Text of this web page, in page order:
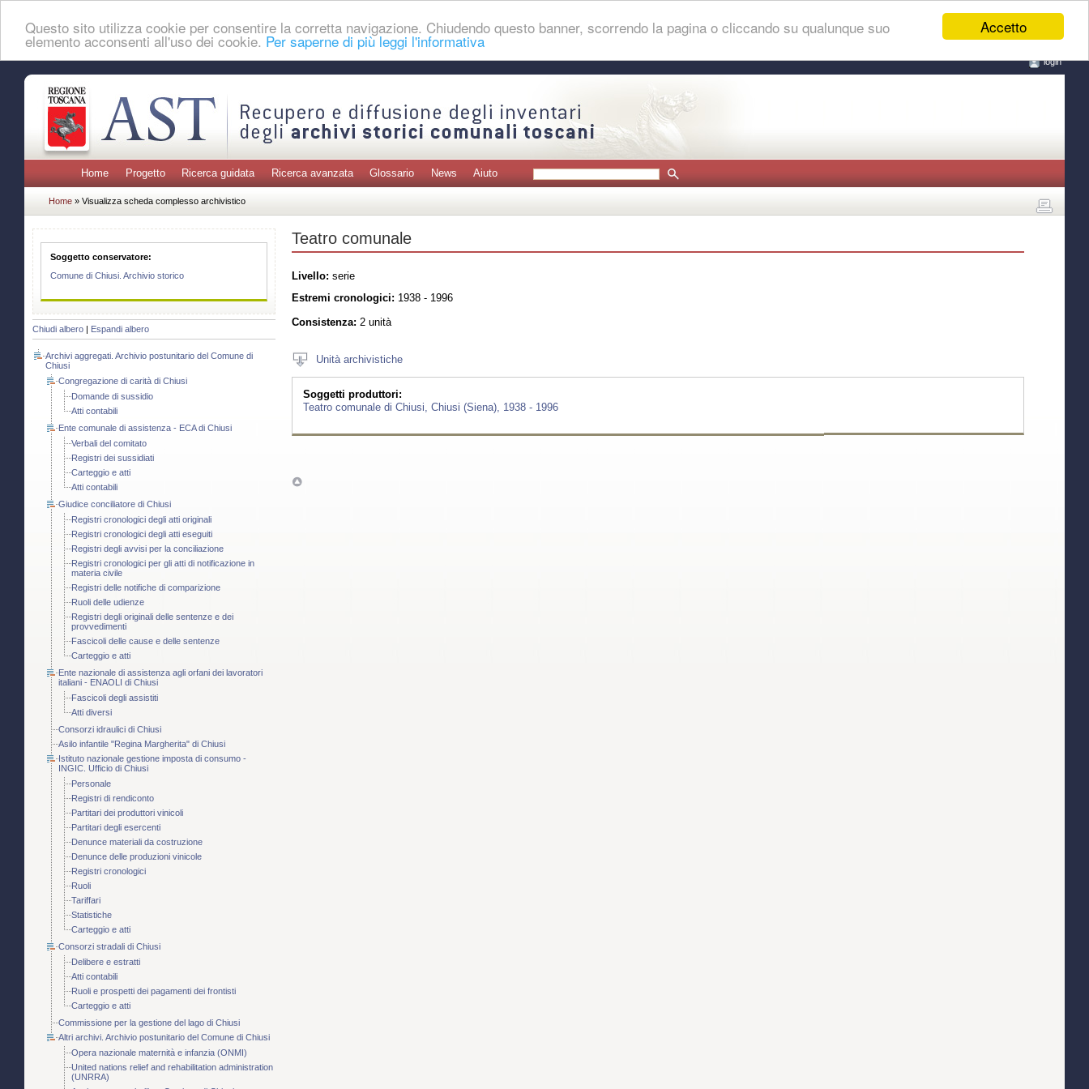
Accetto
Questo sito utilizza cookie per consentire la corretta navigazione. Chiudendo questo banner, scorrendo la pagina o cliccando su qualunque suo
elemento acconsenti all'uso dei cookie. Per saperne di più leggi l'informativa
login
Home Progetto Ricerca guidata Ricerca avanzata Glossario News Aiuto
Home » Visualizza scheda complesso archivistico
Soggetto conservatore:
Comune di Chiusi. Archivio storico
Chiudi albero Espandi albero
Archivi aggregati. Archivio postunitario del Comune di
Chiusi
Congregazione di carità di Chiusi
Domande di sussidio
Atti contabili
Ente comunale di assistenza - ECA di Chiusi
Verbali del comitato
Registri dei sussidiati
Carteggio e atti
Atti contabili
Giudice conciliatore di Chiusi
Registri cronologici degli atti originali
Registri cronologici degli atti eseguiti
Registri degli avvisi per la conciliazione
Registri cronologici per gli atti di notificazione in
materia civile
Registri delle notifiche di comparizione
Ruoli delle udienze
Registri degli originali delle sentenze e dei
provvedimenti
Fascicoli delle cause e delle sentenze
Carteggio e atti
Ente nazionale di assistenza agli orfani dei lavoratori
italiani - ENAOLI di Chiusi
Fascicoli degli assistiti
Atti diversi
Consorzi idraulici di Chiusi
Asilo infantile "Regina Margherita" di Chiusi
Istituto nazionale gestione imposta di consumo -
INGIC. Ufficio di Chiusi
Personale
Registri di rendiconto
Partitari dei produttori vinicoli
Partitari degli esercenti
Denunce materiali da costruzione
Denunce delle produzioni vinicole
Registri cronologici
Ruoli
Tariffari
Statistiche
Carteggio e atti
Consorzi stradali di Chiusi
Delibere e estratti
Atti contabili
Ruoli e prospetti dei pagamenti dei frontisti
Carteggio e atti
Commissione per la gestione del lago di Chiusi
Altri archivi. Archivio postunitario del Comune di Chiusi
Opera nazionale maternità e infanzia (ONMI)
United nations relief and rehabilitation administration
(UNRRA)
Teatro comunale
Livello: serie
Estremi cronologici: 1938 - 1996
Consistenza: 2 unità
Unità archivistiche
Soggetti produttori:
Teatro comunale di Chiusi, Chiusi (Siena), 1938 - 1996